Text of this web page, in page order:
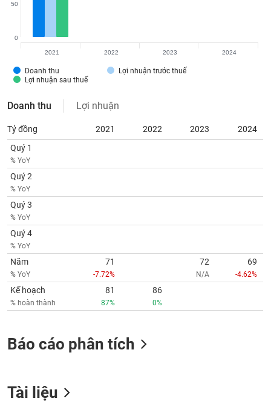
Doanh thu
Lợi nhuận trước thuế
Lợi nhuận sau thuế
0
50
2021 2022 2023 2024
Doanh thu Lợi nhuận
Tỷ đồng 2021 2022 2023
2024
Quý 1
% YoY
Quý 2
% YoY
Quý 3
% YoY
Quý 4
% YoY
Năm
% YoY
71
-7.72%
72
N/A
69
-4.62%
Kế hoạch
% hoàn thành
81
87%
86
0%
Báo cáo phân tích
Tài liệu
Mã
khoán
(-)
Tất cả Cổ phiếu Chỉ số
Lãnh
đạo
(-)
Tất cả
Tin
tức
(-)
Bài
viết
của
tác
giả
tích
(-)